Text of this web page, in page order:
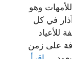
وهو
في كل
للأعياد
على زمن